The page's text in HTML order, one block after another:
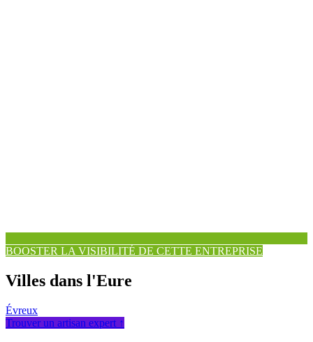
BOOSTER LA VISIBILITÉ DE CETTE ENTREPRISE
Villes dans l'Eure
Évreux
Trouver un artisan expert ↑